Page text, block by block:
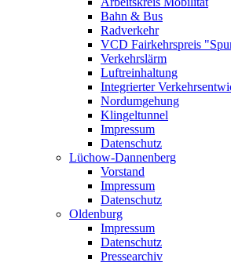
Bahn & Bus
Radverkehr
VCD Fairkehrspreis
Verkehrslärm
Luftreinhaltung
Integrierter
Nordumgehung
Klingeltunnel
Impressum
Datenschutz
Lüchow-Dannenberg
Vorstand
Impressum
Datenschutz
Oldenburg
Impressum
Datenschutz
Pressearchiv